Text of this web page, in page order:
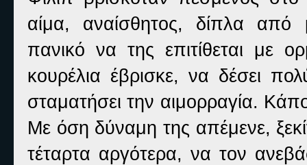
αίμα, αναίσθητος, δίπλα από
πανικό να της επιτίθεται με
κουρέλια έβρισκε, να δέσει
σταματήσει την αιμορραγία.
Με όση δύναμη της απέμενε,
τέταρτα αργότερα, να τον